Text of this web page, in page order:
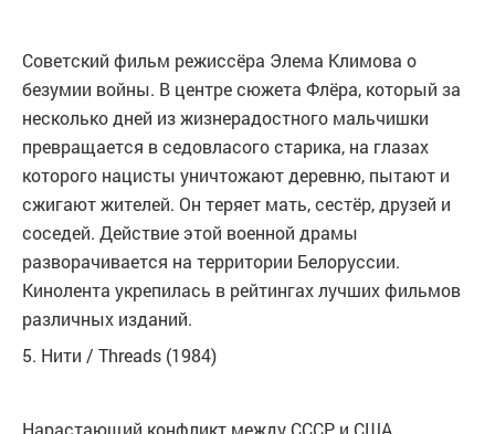
Советский фильм режиссёра Элема Климова о
безумии войны. В центре сюжета Флёра, который за
несколько дней из жизнерадостного мальчишки
превращается в седовласого старика, на глазах
которого нацисты уничтожают деревню, пытают и
сжигают жителей. Он теряет мать, сестёр, друзей и
соседей. Действие этой военной драмы
разворачивается на территории Белоруссии.
Кинолента укрепилась в рейтингах лучших фильмов
различных изданий.
5. Нити / Threads (1984)
Нарастающий конфликт между СССР и США